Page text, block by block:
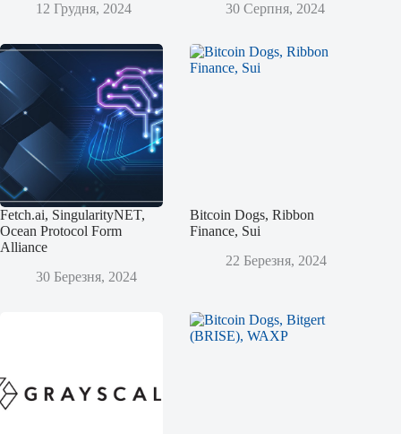
12 Грудня, 2024
30 Серпня, 2024
Fetch.ai, SingularityNET,
Ocean Protocol Form
Alliance
30 Березня, 2024
Bitcoin Dogs, Ribbon
Finance, Sui
22 Березня, 2024